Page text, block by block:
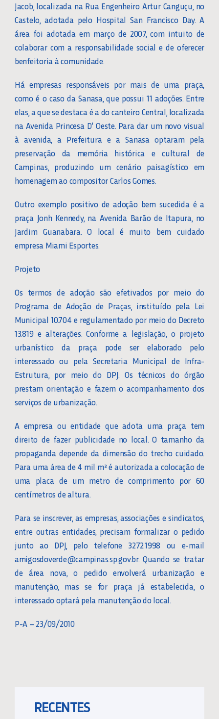
Jacob, localizada na Rua Engenheiro Artur Canguçu, no
Castelo, adotada pelo Hospital San Francisco Day. A
área foi adotada em março de 2007, com intuito de
colaborar com a responsabilidade social e de oferecer
benfeitoria à comunidade.
Há empresas responsáveis por mais de uma praça,
como é o caso da Sanasa, que possui 11 adoções. Entre
elas, a que se destaca é a do canteiro Central, localizada
na Avenida Princesa D’ Oeste. Para dar um novo visual
à avenida, a Prefeitura e a Sanasa optaram pela
preservação da memória histórica e cultural de
Campinas, produzindo um cenário paisagístico em
homenagem ao compositor Carlos Gomes.
Outro exemplo positivo de adoção bem sucedida é a
praça Jonh Kennedy, na Avenida Barão de Itapura, no
Jardim Guanabara. O local é muito bem cuidado
empresa Miami Esportes.
Projeto
Os termos de adoção são efetivados por meio do
Programa de Adoção de Praças, instituído pela Lei
Municipal 10.704 e regulamentado por meio do Decreto
13.819 e alterações. Conforme a legislação, o projeto
urbanístico da praça pode ser elaborado pelo
interessado ou pela Secretaria Municipal de Infra-
Estrutura, por meio do DPJ. Os técnicos do órgão
prestam orientação e fazem o acompanhamento dos
serviços de urbanização.
A empresa ou entidade que adota uma praça tem
direito de fazer publicidade no local. O tamanho da
propaganda depende da dimensão do trecho cuidado.
Para uma área de 4 mil m² é autorizada a colocação de
uma placa de um metro de comprimento por 60
centímetros de altura.
Para se inscrever, as empresas, associações e sindicatos,
entre outras entidades, precisam formalizar o pedido
junto ao DPJ, pelo telefone 3272.1998 ou e-mail
amigosdoverde@campinas.sp.gov.br. Quando se tratar
de área nova, o pedido envolverá urbanização e
manutenção, mas se for praça já estabelecida, o
interessado optará pela manutenção do local.
P-A – 23/09/2010
RECENTES